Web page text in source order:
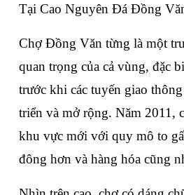
Tại Cao Nguyên Đá Đồng
Chợ Đồng Văn từng là một
quan trọng của cả vùng, đặc
trước khi các tuyến giao
triển và mở rộng. Năm 2011,
khu vực mới với quy mô to
đông hơn và hàng hóa cũng